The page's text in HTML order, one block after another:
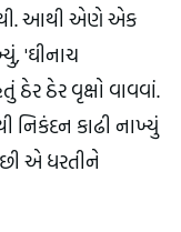
આથી એણે એક
'ઘીનાચ
ઠેર વૃક્ષો વાવવાં.
નિકંદન કાઢી નાખ્યું
એ ધરતીને